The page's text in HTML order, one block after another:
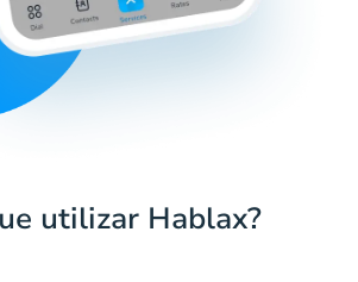
utilizar Hablax?